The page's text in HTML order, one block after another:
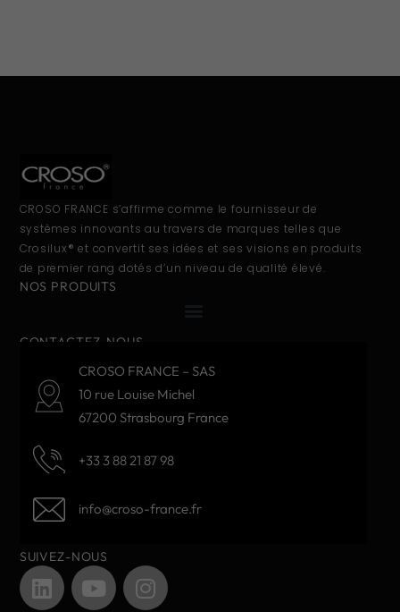
CROSO FRANCE s’affirme comme le fournisseur de
systèmes innovants au travers de marques telles que
Crosilux® et convertit ses idées et ses visions en produits
de premier rang dotés d’un niveau de qualité élevé.
NOS PRODUITS
CONTACTEZ-NOUS
CROSO FRANCE – SAS
10 rue Louise Michel
67200 Strasbourg France
+33 3 88 21 87 98
info@croso-france.fr
SUIVEZ-NOUS